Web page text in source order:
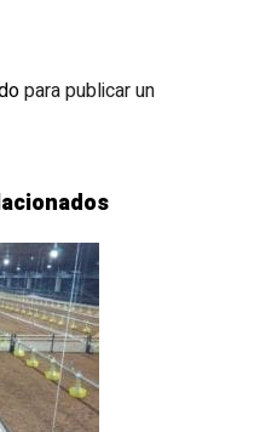
para publicar un